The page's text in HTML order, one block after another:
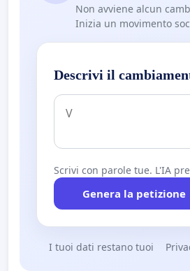
Non avviene alcun
Inizia un movimento
Descrivi il
Scrivi con parole tue. L'IA
Genera la petizione
I tuoi dati restano tuoi